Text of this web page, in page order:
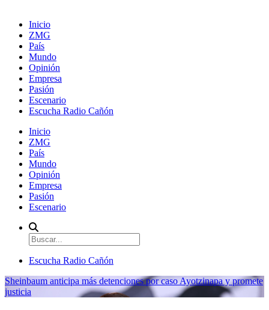
Inicio
ZMG
País
Mundo
Opinión
Empresa
Pasión
Escenario
Escucha Radio Cañón
Inicio
ZMG
País
Mundo
Opinión
Empresa
Pasión
Escenario
Escucha Radio Cañón
Sheinbaum anticipa más detenciones por caso Ayotzinapa y promete
justicia